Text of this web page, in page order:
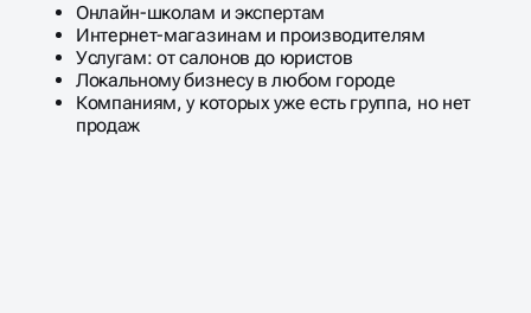
Онлайн-школам и экспертам
Интернет-магазинам и производителям
Услугам: от салонов до юристов
Локальному бизнесу в любом городе
Компаниям, у которых уже есть группа, но нет
продаж